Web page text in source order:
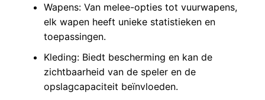
Wapens: Van melee-opties tot vuurwapens,
elk wapen heeft unieke statistieken en
toepassingen.
Kleding: Biedt bescherming en kan de
zichtbaarheid van de speler en de
opslagcapaciteit beïnvloeden.